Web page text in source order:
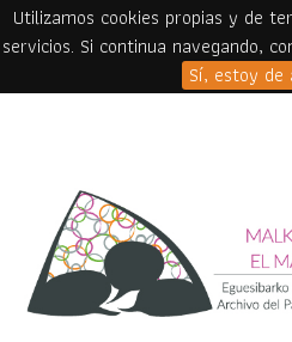
Utilizamos cookies propias y de
servicios. Si continua navegando,
Sí, estoy de